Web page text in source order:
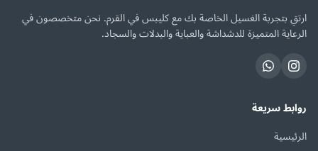
ارتقِ بتجربة الغسيل الخاصة بك مع كليبس في القرم. نحن متخصصون في
الرعاية المتميزة للدشداشة والعباية والبدلات والسجاد.
روابط سريعة
الرئيسية